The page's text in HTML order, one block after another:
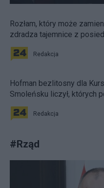
Rozłam, który może
zdradza tajemnice z
Redakcja
Hofman bezlitosny dla
Smoleńsku liczył, których
Redakcja
#Rząd